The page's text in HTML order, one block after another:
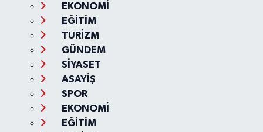
EKONOMİ
EĞİTİM
TURİZM
GÜNDEM
SİYASET
ASAYİŞ
SPOR
EKONOMİ
EĞİTİM